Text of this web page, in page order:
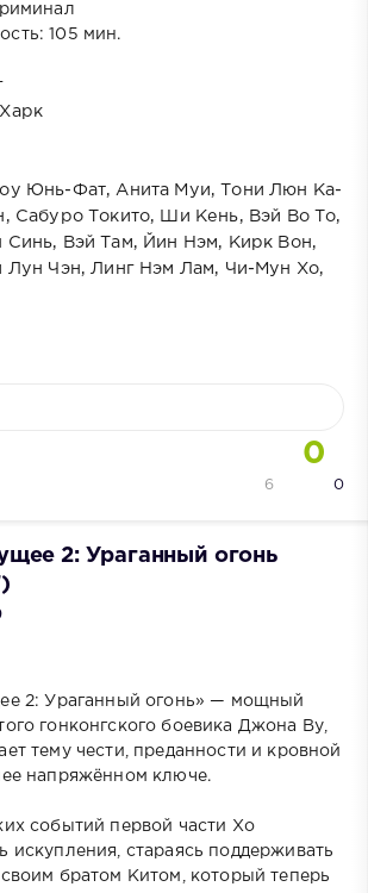
105 мин.
Юнь-Фат, Анита Муи, Тони Люн Ка-
Сабуро Токито, Ши Кень, Вэй Во То,
Вэй Там, Йин Нэм, Кирк Вон,
Лун Чэн, Линг Нэм Лам, Чи-Мун Хо,
0
0
6
2: Ураганный огонь
2: Ураганный огонь» — мощный
гонконгского боевика Джона Ву,
тему чести, преданности и кровной
напряжённом ключе.
событий первой части Хо
искупления, стараясь поддерживать
братом Китом, который теперь